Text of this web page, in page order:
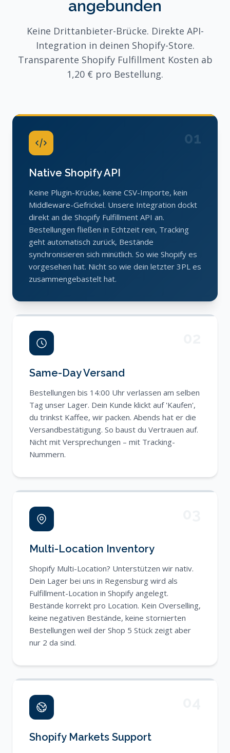
angebunden
Keine Drittanbieter-Brücke. Direkte API-
Integration in deinen Shopify-Store.
Transparente Shopify Fulfillment Kosten ab
1,20 € pro Bestellung.
01
Native Shopify API
Keine Plugin-Krücke, keine CSV-Importe, kein
Middleware-Gefrickel. Unsere Integration dockt
direkt an die Shopify Fulfillment API an.
Bestellungen fließen in Echtzeit rein, Tracking
geht automatisch zurück, Bestände
synchronisieren sich minütlich. So wie Shopify es
vorgesehen hat. Nicht so wie dein letzter 3PL es
zusammengebastelt hat.
Same-Day Versand
Bestellungen bis 14:00 Uhr verlassen am selben
Tag unser Lager. Dein Kunde klickt auf 'Kaufen',
du trinkst Kaffee, wir packen. Abends hat er die
Versandbestätigung. So baust du Vertrauen auf.
Nicht mit Versprechungen – mit Tracking-
Nummern.
Multi-Location Inventory
Shopify Multi-Location? Unterstützen wir nativ.
Dein Lager bei uns in Regensburg wird als
Fulfillment-Location in Shopify angelegt.
Bestände korrekt pro Location. Kein Overselling,
keine negativen Bestände, keine stornierten
Bestellungen weil der Shop 5 Stück zeigt aber
nur 2 da sind.
Shopify Markets Support